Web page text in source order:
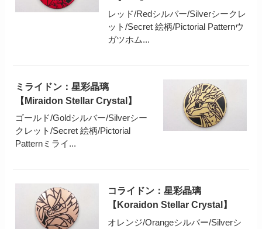
レッド/Redシルバー/Silverシークレ
ット/Secret 絵柄/Pictorial Patternウ
ガツホム...
ミライドン：星彩晶璃
【Miraidon Stellar Crystal】
ゴールド/Goldシルバー/Silverシー
クレット/Secret 絵柄/Pictorial
Patternミライ...
コライドン：星彩晶璃
【Koraidon Stellar Crystal】
オレンジ/Orangeシルバー/Silverシ